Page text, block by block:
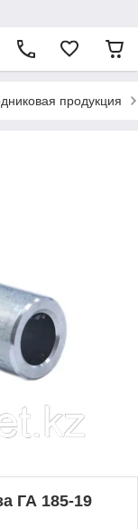
продукция
ГА 185-19